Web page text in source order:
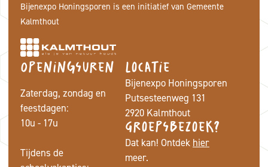
Bijenexpo Honingsporen is een initiatief van Gemeente
Kalmthout
Openingsuren
Zaterdag, zondag en
feestdagen:
10u - 17u
Tijdens de
Locatie
Bijenexpo Honingsporen
Putsesteenweg 131
2920 Kalmthout
Groepsbezoek?
Dat kan! Ontdek hier
meer.